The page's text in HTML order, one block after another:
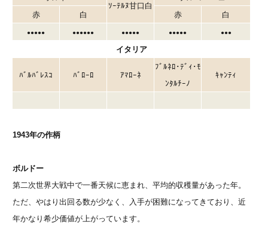
ｿｰﾃﾙﾇ甘口白
赤
白 赤 白
●●●●● ●●●●●● ●●●●● ●●●●● ●●●
イタリア
ﾊﾞﾙﾊﾞﾚｽｺ ﾊﾞﾛｰﾛ ｱﾏﾛｰﾈ
ﾌﾞﾙﾈﾛ･ﾃﾞｨ･ﾓ
ﾝﾀﾙﾁｰﾉ
ｷｬﾝﾃｨ
1943年の作柄
ボルドー
第二次世界大戦中で一番天候に恵まれ、平均的収穫量があった年。
ただ、やはり出回る数が少なく、入手が困難になってきており、近
年かなり希少価値が上がっています。